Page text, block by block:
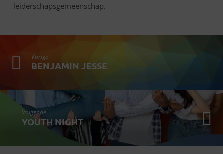
leiderschapsgemeenschap.
Vorige
BENJAMIN JESSE
Volgende
YOUTH NIGHT